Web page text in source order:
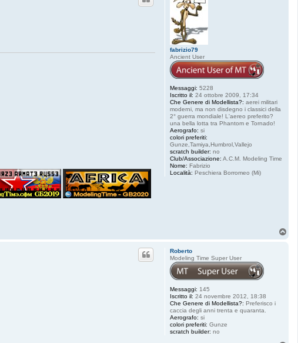
fabrizio79
Ancient User
Messaggi: 5228
Iscritto il: 24 ottobre 2009, 17:34
Che Genere di Modellista?: aerei militari
moderni, ma non disdegno i classici della
2° guerra mondiale! L'aereo preferito?
una bella lotta tra Phantom e Tornado!
Aerografo: si
colori preferiti:
Gunze,Tamiya,Humbrol,Vallejo
scratch builder: no
Club/Associazione: A.C.M. Modeling Time
Nome: Fabrizio
Località: Peschiera Borromeo (Mi)
Roberto
Modeling Time Super User
Messaggi: 145
Iscritto il: 24 novembre 2012, 18:38
Che Genere di Modellista?: Preferisco i
caccia degli anni trenta e quaranta.
Aerografo: si
colori preferiti: Gunze
scratch builder: no